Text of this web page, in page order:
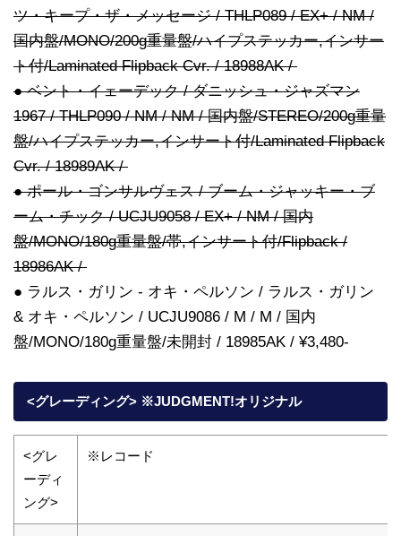
ツ・キープ・ザ・メッセージ / THLP089 / EX+ / NM /
国内盤/MONO/200g重量盤/ハイプステッカー,インサー
ト付/Laminated Flipback Cvr. / 18988AK /
● ベント・イェーデック / ダニッシュ・ジャズマン
1967 / THLP090 / NM / NM / 国内盤/STEREO/200g重量
盤/ハイプステッカー,インサート付/Laminated Flipback
Cvr. / 18989AK /
● ポール・ゴンサルヴェス / ブーム・ジャッキー・ブ
ーム・チック / UCJU9058 / EX+ / NM / 国内
盤/MONO/180g重量盤/帯,インサート付/Flipback /
18986AK /
● ラルス・ガリン - オキ・ペルソン / ラルス・ガリン
& オキ・ペルソン / UCJU9086 / M / M / 国内
盤/MONO/180g重量盤/未開封 / 18985AK / ¥3,480-
<グレーディング> ※JUDGMENT!オリジナル
<グレ
ーディ
ング>
※レコード